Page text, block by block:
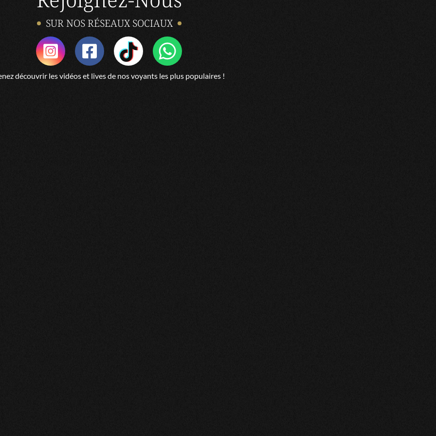
Fabrice est d’une grande franchise sans concession. J’apprécie beaucoup ce Monsieur. Merci
MURIEL
Fabrice est un médium magnifique !!! Mais il est bien plus !!! Il sait très bien cerner une
SUR NOS RÉSEAUX SOCIAUX
découvrir les vidéos et lives de nos voyants les plus populaires !